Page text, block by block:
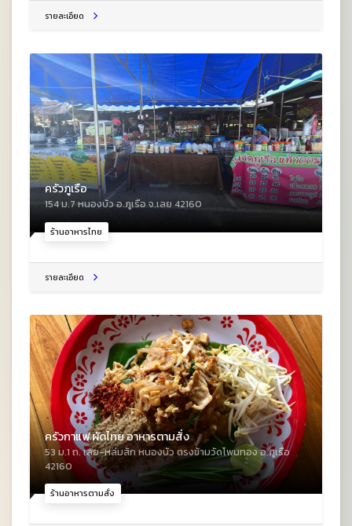
รายละเอียด
ร้านอาหารไทย
ครัวภูเรือ
154 ม.7 หนองบัว อ.ภูเรือ จ.เลย 42160
รายละเอียด
ร้านอาหารตามสั่ง
ครัวกาแฟ ผัดไทย อาหารตามสั่ง
53 ม.1 ถ. เลย-หล่มสัก หนองบัว ตรงข้ามวัดโพนทอง อ.ภูเรือ
42160